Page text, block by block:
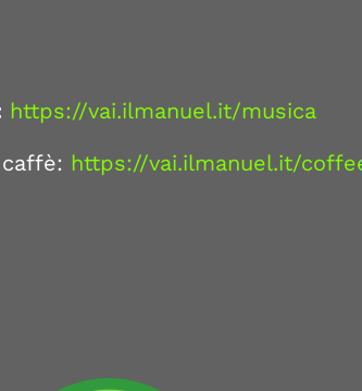
https://vai.ilmanuel.it/musica
https://vai.ilmanuel.it/